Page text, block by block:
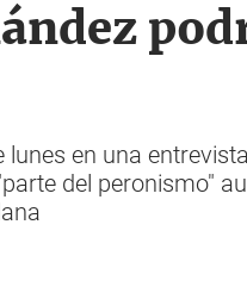
en una
del peronismo"